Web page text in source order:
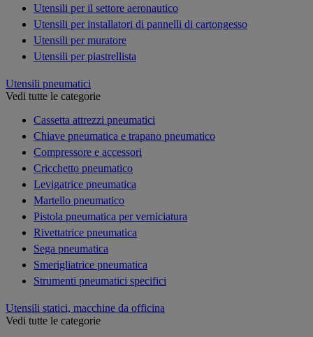
Utensili per il settore aeronautico
Utensili per installatori di pannelli di cartongesso
Utensili per muratore
Utensili per piastrellista
Utensili pneumatici
Vedi tutte le categorie
Cassetta attrezzi pneumatici
Chiave pneumatica e trapano pneumatico
Compressore e accessori
Cricchetto pneumatico
Levigatrice pneumatica
Martello pneumatico
Pistola pneumatica per verniciatura
Rivettatrice pneumatica
Sega pneumatica
Smerigliatrice pneumatica
Strumenti pneumatici specifici
Utensili statici, macchine da officina
Vedi tutte le categorie